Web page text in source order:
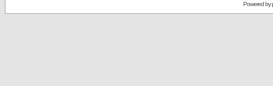
Powered by